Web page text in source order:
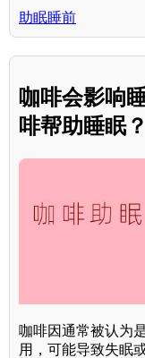
助眠睡前
咖啡会影响
啡帮助睡眠？
咖啡因通常被认为
用，可能导致失眠